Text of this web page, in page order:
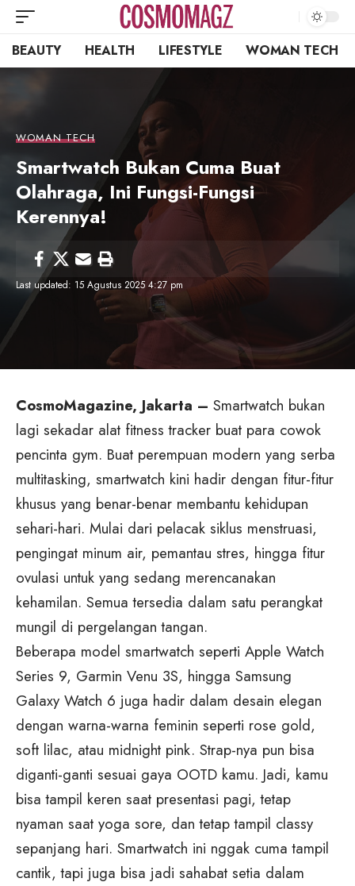
BEAUTY HEALTH LIFESTYLE WOMAN TECH
WOMAN TECH
Smartwatch Bukan Cuma Buat
Olahraga, Ini Fungsi-Fungsi
Kerennya!
Last updated: 15 Agustus 2025 4:27 pm
CosmoMagazine, Jakarta – Smartwatch bukan
lagi sekadar alat fitness tracker buat para cowok
pencinta gym. Buat perempuan modern yang serba
multitasking, smartwatch kini hadir dengan fitur-fitur
khusus yang benar-benar membantu kehidupan
sehari-hari. Mulai dari pelacak siklus menstruasi,
pengingat minum air, pemantau stres, hingga fitur
ovulasi untuk yang sedang merencanakan
kehamilan. Semua tersedia dalam satu perangkat
mungil di pergelangan tangan.
Beberapa model smartwatch seperti Apple Watch
Series 9, Garmin Venu 3S, hingga Samsung
Galaxy Watch 6 juga hadir dalam desain elegan
dengan warna-warna feminin seperti rose gold,
soft lilac, atau midnight pink. Strap-nya pun bisa
diganti-ganti sesuai gaya OOTD kamu. Jadi, kamu
bisa tampil keren saat presentasi pagi, tetap
nyaman saat yoga sore, dan tetap tampil classy
sepanjang hari. Smartwatch ini nggak cuma tampil
cantik, tapi juga bisa jadi sahabat setia dalam